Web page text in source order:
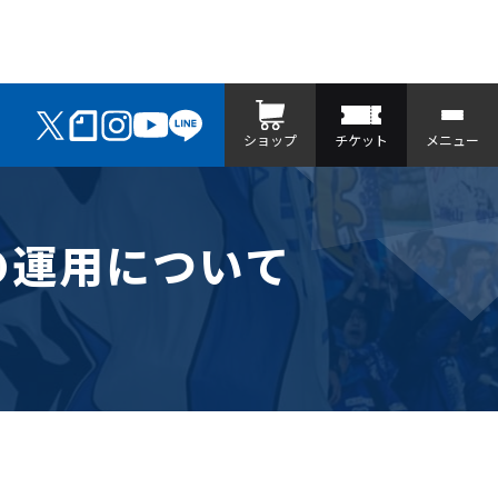
ショップ チケット メニュー
用について